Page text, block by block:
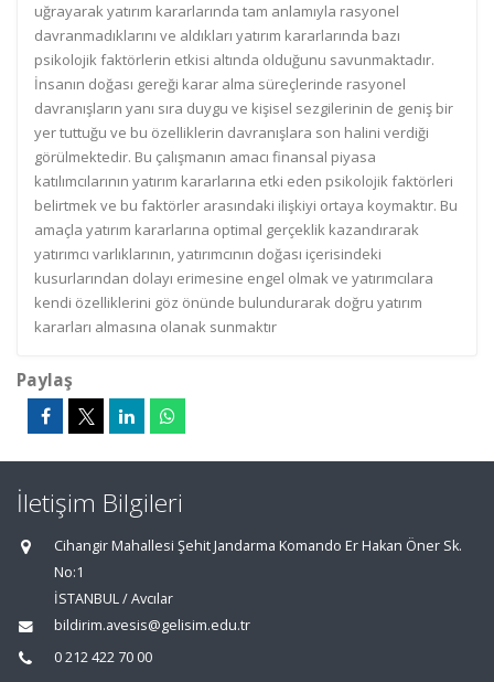
uğrayarak yatırım kararlarında tam anlamıyla rasyonel
davranmadıklarını ve aldıkları yatırım kararlarında bazı
psikolojik faktörlerin etkisi altında olduğunu savunmaktadır.
İnsanın doğası gereği karar alma süreçlerinde rasyonel
davranışların yanı sıra duygu ve kişisel sezgilerinin de geniş bir
yer tuttuğu ve bu özelliklerin davranışlara son halini verdiği
görülmektedir. Bu çalışmanın amacı finansal piyasa
katılımcılarının yatırım kararlarına etki eden psikolojik faktörleri
belirtmek ve bu faktörler arasındaki ilişkiyi ortaya koymaktır. Bu
amaçla yatırım kararlarına optimal gerçeklik kazandırarak
yatırımcı varlıklarının, yatırımcının doğası içerisindeki
kusurlarından dolayı erimesine engel olmak ve yatırımcılara
kendi özelliklerini göz önünde bulundurarak doğru yatırım
kararları almasına olanak sunmaktır
Paylaş
İletişim Bilgileri
Cihangir Mahallesi Şehit Jandarma Komando Er Hakan Öner Sk.
No:1
İSTANBUL / Avcılar
bildirim.avesis@gelisim.edu.tr
0 212 422 70 00